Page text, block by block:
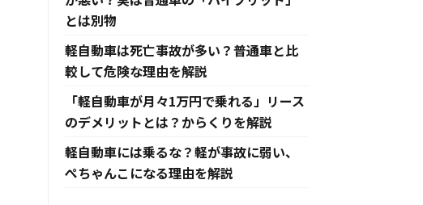
とは別物
軽自動車は死亡事故が多い？普通車と比
較して危険な理由を解説
「軽自動車が月々1万円で乗れる」リース
のデメリットとは？からくりを解説
軽自動車には乗るな？軽が事故に弱い、
ぺちゃんこになる理由を解説